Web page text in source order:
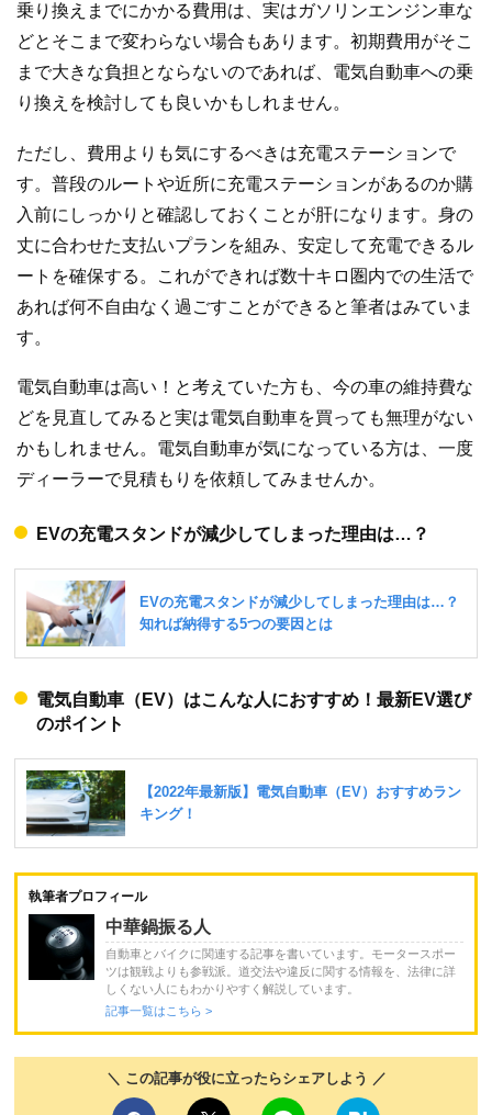
乗り換えまでにかかる費用は、実はガソリンエンジン車な
どとそこまで変わらない場合もあります。初期費用がそこ
まで大きな負担とならないのであれば、電気自動車への乗
り換えを検討しても良いかもしれません。
ただし、費用よりも気にするべきは充電ステーションで
す。普段のルートや近所に充電ステーションがあるのか購
入前にしっかりと確認しておくことが肝になります。身の
丈に合わせた支払いプランを組み、安定して充電できるル
ートを確保する。これができれば数十キロ圏内での生活で
あれば何不自由なく過ごすことができると筆者はみていま
す。
電気自動車は高い！と考えていた方も、今の車の維持費な
どを見直してみると実は電気自動車を買っても無理がない
かもしれません。電気自動車が気になっている方は、一度
ディーラーで見積もりを依頼してみませんか。
EVの充電スタンドが減少してしまった理由は…？
電気自動車（EV）はこんな人におすすめ！最新EV選び
のポイント
執筆者プロフィール
中華鍋振る人
自動車とバイクに関連する記事を書いています。モータースポー
ツは観戦よりも参戦派。道交法や違反に関する情報を、法律に詳
しくない人にもわかりやすく解説しています。
記事一覧はこちら >
＼ この記事が役に立ったらシェアしよう ／